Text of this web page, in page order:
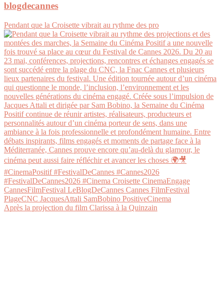
blogdecannes
Pendant que la Croisette vibrait au rythme des pro
Après la projection du film Clarissa à la Quinzain